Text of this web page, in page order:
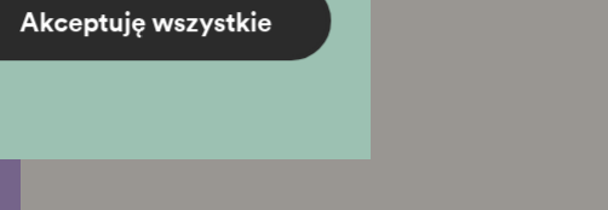
Akceptuję wszystkie